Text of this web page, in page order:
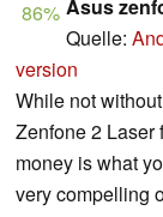
86% Asus
Quelle:
version
While not
Zenfone 2 Laser
money is what
very compelling